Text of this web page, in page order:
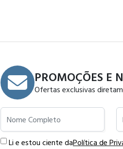
PROMOÇÕES E
Ofertas exclusivas
Nome Completo E-
Li e estou ciente daPolítica de